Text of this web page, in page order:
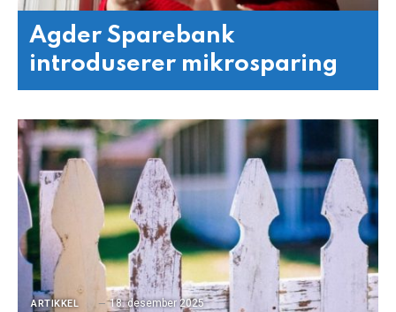
Agder Sparebank
introduserer mikrosparing
ARTIKKEL 18. desember 2025